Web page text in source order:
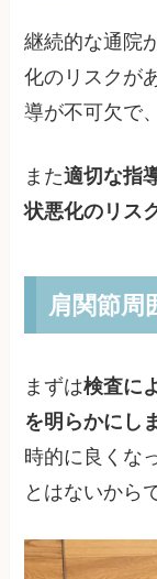
継続的な通院
化のリスクが
導が不可欠で
また適切な指
状悪化のリス
肩関節周
まずは検査に
を明らかにし
時的に良くな
とはないから